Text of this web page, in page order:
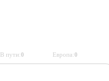
В пути:0 Европа:0